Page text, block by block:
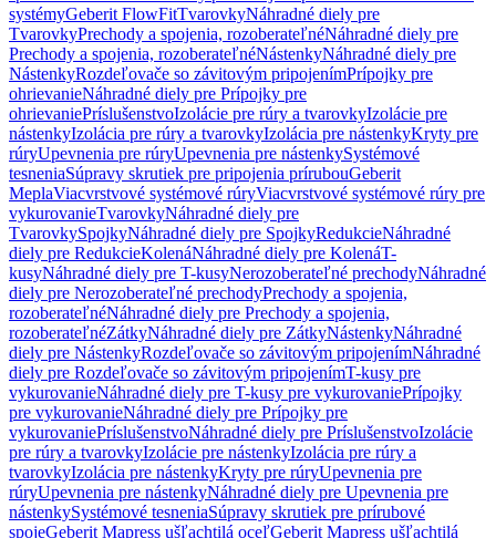
systémyGeberit FlowFitTvarovkyNáhradné diely pre
TvarovkyPrechody a spojenia, rozoberateľnéNáhradné diely pre
Prechody a spojenia, rozoberateľnéNástenkyNáhradné diely pre
NástenkyRozdeľovače so závitovým pripojenímPrípojky pre
ohrievanieNáhradné diely pre Prípojky pre
ohrievaniePríslušenstvoIzolácie pre rúry a tvarovkyIzolácie pre
nástenkyIzolácia pre rúry a tvarovkyIzolácia pre nástenkyKryty pre
rúryUpevnenia pre rúryUpevnenia pre nástenkySystémové
tesneniaSúpravy skrutiek pre pripojenia prírubouGeberit
MeplaViacvrstvové systémové rúryViacvrstvové systémové rúry pre
vykurovanieTvarovkyNáhradné diely pre
TvarovkySpojkyNáhradné diely pre SpojkyRedukcieNáhradné
diely pre RedukcieKolenáNáhradné diely pre KolenáT-
kusyNáhradné diely pre T-kusyNerozoberateľné prechodyNáhradné
diely pre Nerozoberateľné prechodyPrechody a spojenia,
rozoberateľnéNáhradné diely pre Prechody a spojenia,
rozoberateľnéZátkyNáhradné diely pre ZátkyNástenkyNáhradné
diely pre NástenkyRozdeľovače so závitovým pripojenímNáhradné
diely pre Rozdeľovače so závitovým pripojenímT-kusy pre
vykurovanieNáhradné diely pre T-kusy pre vykurovaniePrípojky
pre vykurovanieNáhradné diely pre Prípojky pre
vykurovaniePríslušenstvoNáhradné diely pre PríslušenstvoIzolácie
pre rúry a tvarovkyIzolácie pre nástenkyIzolácia pre rúry a
tvarovkyIzolácia pre nástenkyKryty pre rúryUpevnenia pre
rúryUpevnenia pre nástenkyNáhradné diely pre Upevnenia pre
nástenkySystémové tesneniaSúpravy skrutiek pre prírubové
spojeGeberit Mapress ušľachtilá oceľGeberit Mapress ušľachtilá